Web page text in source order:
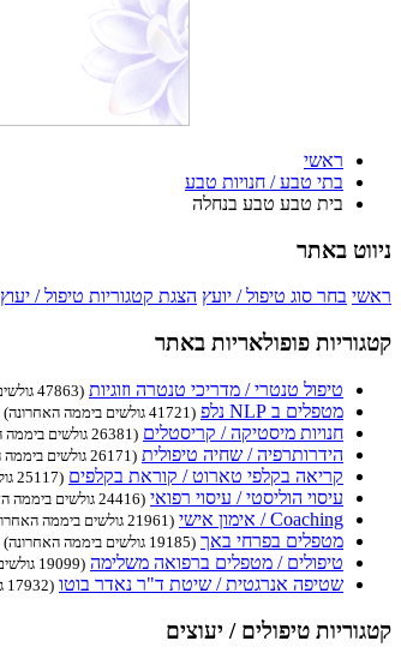
ראשי
בתי טבע / חנויות טבע
בית טבע טבע בנחלה
ניווט באתר
ראשי בחר סוג טיפול / יועץ הצגת קטגוריות טיפול / יעוץ
קטגוריות פופולאריות באתר
טיפול טנטרי / מדריכי טנטרה וזוגיות (47863 גולשים ביממה האחרונה)
מטפלים ב NLP נלפ (41721 גולשים ביממה האחרונה)
חנויות מיסטיקה / קריסטלים (26381 גולשים ביממה האחרונה)
הידרותרפיה / שחיה טיפולית (26171 גולשים ביממה האחרונה)
קריאה בקלפי טארוט / קוראת בקלפים (25117 גולשים ביממה האחרונה)
עיסוי הוליסטי / עיסוי רפואי (24416 גולשים ביממה האחרונה)
Coaching / אימון אישי (21961 גולשים ביממה האחרונה)
מטפלים בפרחי באך (19185 גולשים ביממה האחרונה)
טיפולים / מטפלים ברפואה משלימה (19099 גולשים ביממה האחרונה)
שטיפה אנרגטית / שיטת ד"ר נאדר בוטו (17932 גולשים ביממה האחרונה)
קטגוריות טיפולים / יעוצים